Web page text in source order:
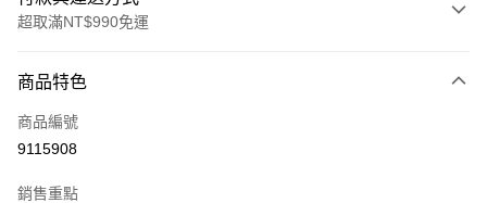
超取滿NT$990免運
信用卡一次付款
超商取貨付款
商品特色
商品編號
9115908
銷售重點